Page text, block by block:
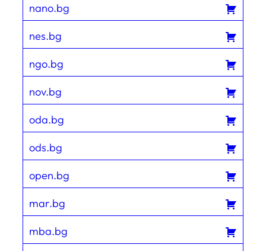
nano.bg
nes.bg
ngo.bg
nov.bg
oda.bg
ods.bg
open.bg
mar.bg
mba.bg